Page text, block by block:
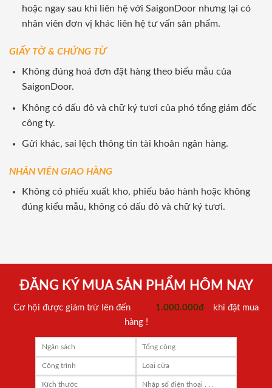
hoặc ngay sau khi liên hệ với SaigonDoor nhưng lại có
nhân viên đơn vị khác liên hệ tư vấn sản phẩm.
GIẤY TỜ & CHỨNG TỪ
Không đúng hoá đơn đặt hàng theo biểu mẫu của
SaigonDoor.
Không có dấu đỏ và chữ ký tươi của phó tổng giám đốc
công ty.
Gửi khác, sai lệch thông tin tài khoản ngân hàng.
NHÂN VIÊN GIAO HÀNG
Không có phiếu xuất kho, phiếu bảo hành hoặc không
đúng kiểu mẫu, không có dấu đỏ và chữ ký tươi.
ĐĂNG KÝ MUA SẢN PHẨM HÔM NAY
Cơ hội được giảm trừ lên đến 1.000.000đ
khi đặt mua
hàng !